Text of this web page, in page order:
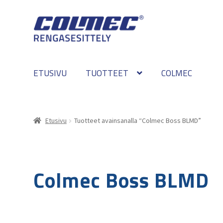
Skip
to
navigation
Skip
to
content
ETUSIVU TUOTTEET COLMEC
Etusivu Tuotteet avainsanalla “Colmec Boss BLMD”
Colmec Boss BLMD